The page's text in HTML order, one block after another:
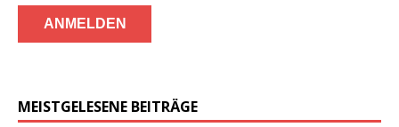
MEISTGELESENE BEITRÄGE